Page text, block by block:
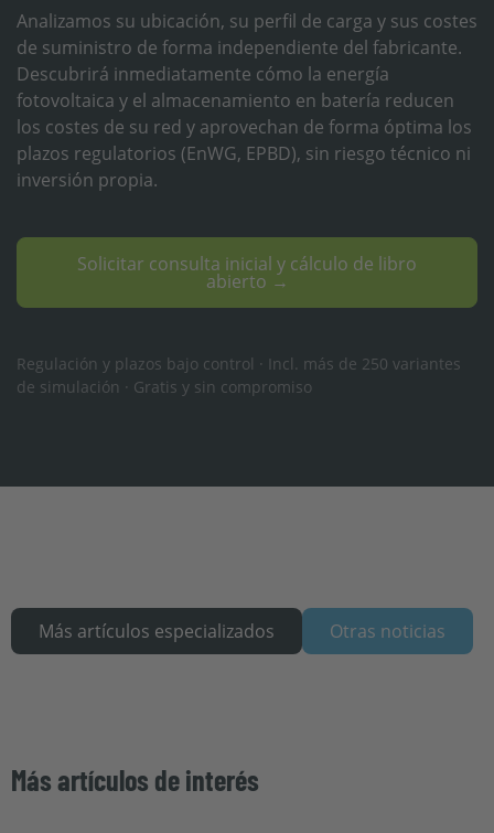
Analizamos su ubicación, su perfil de carga y sus costes
de suministro de forma independiente del fabricante.
Descubrirá inmediatamente cómo la energía
fotovoltaica y el almacenamiento en batería reducen
los costes de su red y aprovechan de forma óptima los
plazos regulatorios (EnWG, EPBD), sin riesgo técnico ni
inversión propia.
Solicitar consulta inicial y cálculo de libro
abierto →
Regulación y plazos bajo control · Incl. más de 250 variantes
de simulación · Gratis y sin compromiso
Más artículos especializados Otras noticias
Más artículos de interés